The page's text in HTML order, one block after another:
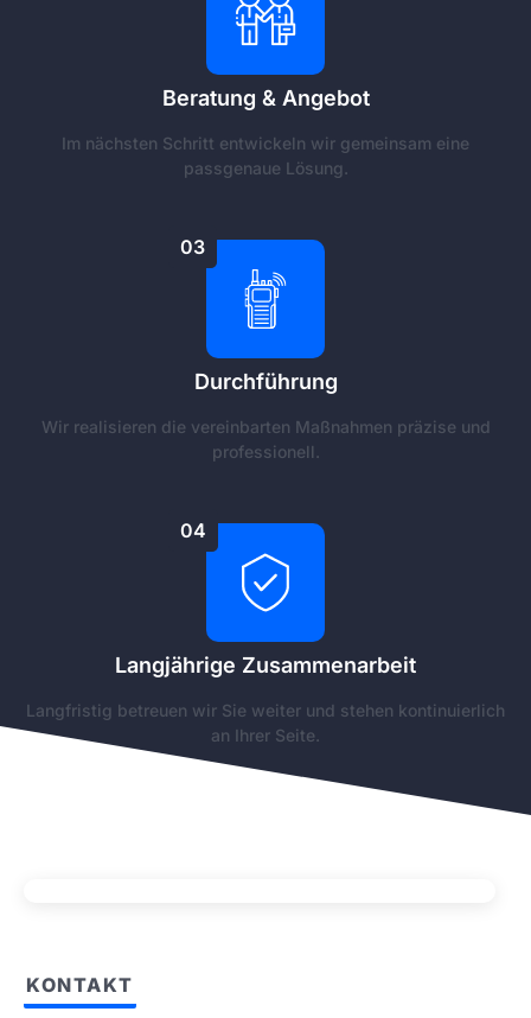
Beratung & Angebot
Im nächsten Schritt entwickeln wir gemeinsam eine
passgenaue Lösung.
03
Durchführung
Wir realisieren die vereinbarten Maßnahmen präzise und
professionell.
04
Langjährige Zusammenarbeit
Langfristig betreuen wir Sie weiter und stehen kontinuierlich
an Ihrer Seite.
KONTAKT